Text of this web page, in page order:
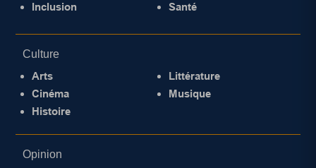
Inclusion
Santé
Culture
Arts
Cinéma
Histoire
Littérature
Musique
Opinion